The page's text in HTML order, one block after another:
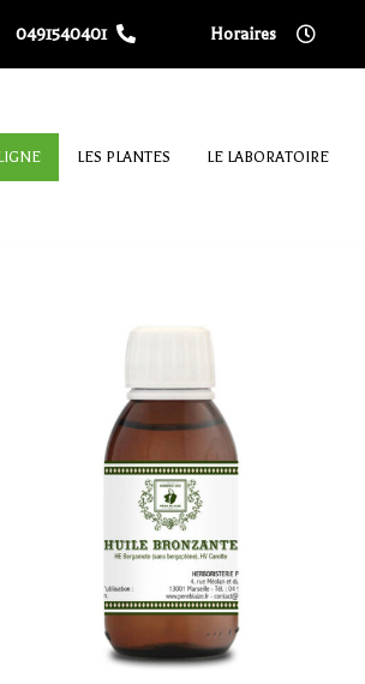
0491540401 Horaires
LES PLANTES LE LABORATOIRE